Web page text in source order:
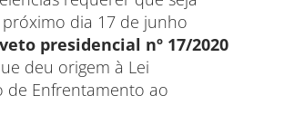
dia 17 de junho
presidencial nº 17/2020
deu origem à Lei
de Enfrentamento ao